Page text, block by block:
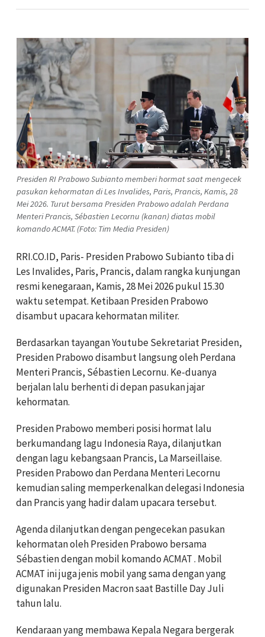
Presiden RI Prabowo Subianto memberi hormat saat mengecek
pasukan kehormatan di Les Invalides, Paris, Prancis, Kamis, 28
Mei 2026. Turut bersama Presiden Prabowo adalah Perdana
Menteri Prancis, Sébastien Lecornu (kanan) diatas mobil
komando ACMAT. (Foto: Tim Media Presiden)
RRI.CO.ID, Paris- Presiden Prabowo Subianto tiba di
Les Invalides, Paris, Prancis, dalam rangka kunjungan
resmi kenegaraan, Kamis, 28 Mei 2026 pukul 15.30
waktu setempat. Ketibaan Presiden Prabowo
disambut upacara kehormatan militer.
Berdasarkan tayangan Youtube Sekretariat Presiden,
Presiden Prabowo disambut langsung oleh Perdana
Menteri Prancis, Sébastien Lecornu. Ke-duanya
berjalan lalu berhenti di depan pasukan jajar
kehormatan.
Presiden Prabowo memberi posisi hormat lalu
berkumandang lagu Indonesia Raya, dilanjutkan
dengan lagu kebangsaan Prancis, La Marseillaise.
Presiden Prabowo dan Perdana Menteri Lecornu
kemudian saling memperkenalkan delegasi Indonesia
dan Prancis yang hadir dalam upacara tersebut.
Agenda dilanjutkan dengan pengecekan pasukan
kehormatan oleh Presiden Prabowo bersama
Sébastien dengan mobil komando ACMAT . Mobil
ACMAT ini juga jenis mobil yang sama dengan yang
digunakan Presiden Macron saat Bastille Day Juli
tahun lalu.
Kendaraan yang membawa Kepala Negara bergerak